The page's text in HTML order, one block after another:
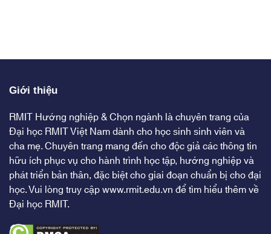
Giới thiệu
RMIT Hướng nghiệp & Chọn ngành là chuyên trang của
Đại học RMIT Việt Nam dành cho học sinh sinh viên và
cha mẹ. Chuyên trang mang đến cho độc giả các thông tin
hữu ích phục vụ cho hành trình học tập, hướng nghiệp và
phát triển bản thân, đặc biệt cho giai đoạn chuẩn bị cho đại
học. Vui lòng truy cậpwww.rmit.edu.vnđể tìm hiểu thêm về
Đại học RMIT.